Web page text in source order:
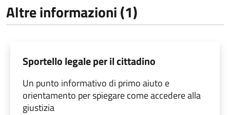
Altre informazioni (1)
Sportello legale per il cittadino
Un punto informativo di primo aiuto e
orientamento per spiegare come accedere alla
giustizia